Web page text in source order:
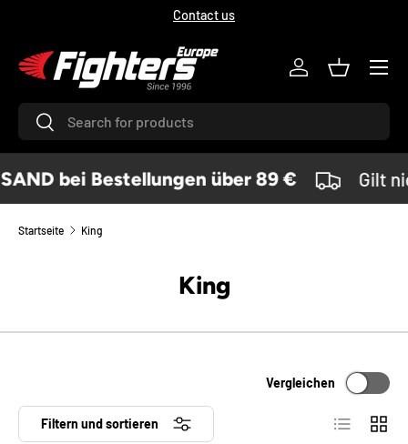
Contact us
Suchen
Suchen
Einloggen
Menü
bei Bestellungen über 89 € Gilt
Startseite King
King
Filtern und sortieren
Vergleichen